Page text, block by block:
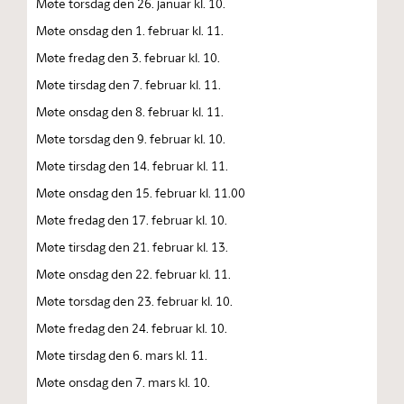
Møte onsdag den 1. februar kl. 11.
Møte fredag den 3. februar kl. 10.
Møte tirsdag den 7. februar kl. 11.
Møte onsdag den 8. februar kl. 11.
Møte torsdag den 9. februar kl. 10.
Møte tirsdag den 14. februar kl. 11.
Møte onsdag den 15. februar kl. 11.00
Møte fredag den 17. februar kl. 10.
Møte tirsdag den 21. februar kl. 13.
Møte onsdag den 22. februar kl. 11.
Møte torsdag den 23. februar kl. 10.
Møte fredag den 24. februar kl. 10.
Møte tirsdag den 6. mars kl. 11.
Møte onsdag den 7. mars kl. 10.